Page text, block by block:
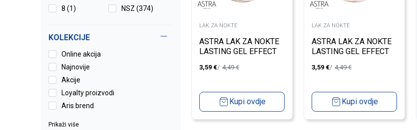
8 (1) NSZ (374)
KOLEKCIJE
Online akcija
Najnovije
Akcije
Loyalty proizvodi
Aris brend
Prikaži više
LAK ZA NOKTE
ASTRA LAK ZA NOKTE
LASTING GEL EFFECT
3,59 € 4,49€
Kupi ovdje
LAK ZA NOKTE
ASTRA LAK ZA NOKTE
LASTING GEL EFFECT
3,59 € 4,49€
Kupi ovdje